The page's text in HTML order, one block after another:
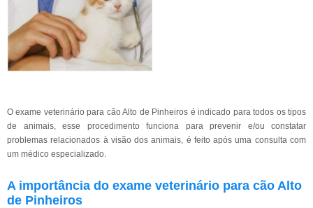
O exame veterinário para cão Alto de Pinheiros é indicado para todos os tipos
de animais, esse procedimento funciona para prevenir e/ou constatar
problemas relacionados à visão dos animais, é feito após uma consulta com
um médico especializado.
A importância do exame veterinário para cão Alto
de Pinheiros